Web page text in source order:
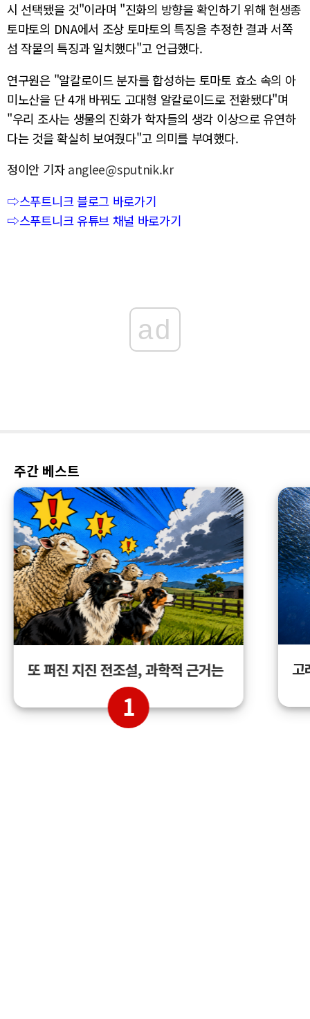
시 선택됐을 것"이라며 "진화의 방향을 확인하기 위해 현생종
토마토의 DNA에서 조상 토마토의 특징을 추정한 결과 서쪽
섬 작물의 특징과 일치했다"고 언급했다.
연구원은 "알칼로이드 분자를 합성하는 토마토 효소 속의 아
미노산을 단 4개 바꿔도 고대형 알칼로이드로 전환됐다"며
"우리 조사는 생물의 진화가 학자들의 생각 이상으로 유연하
다는 것을 확실히 보여줬다"고 의미를 부여했다.
정이안 기자 anglee@sputnik.kr
⇨스푸트니크 블로그 바로가기
⇨스푸트니크 유튜브 채널 바로가기
ad
주간 베스트
또 퍼진 지진 전조설, 과학적 근거는
1
고